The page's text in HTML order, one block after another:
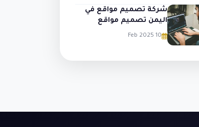
شركة تصميم مواقع في
اليمن تصميم مواقع
وتطبيقات احترافية باليمن
10 Feb 2025